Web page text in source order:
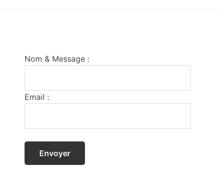
Nom & Message :
Email :